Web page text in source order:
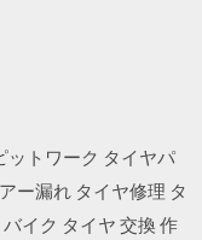
トワーク タイヤパ
ー漏れ タイヤ修理 タ
イク タイヤ 交換 作